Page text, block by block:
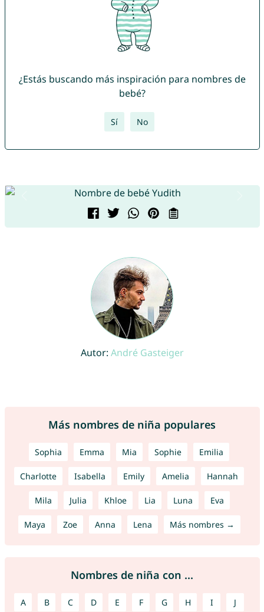
¿Estás buscando más inspiración para nombres de
bebé?
Sí No
Autor: André Gasteiger
Más nombres de niña populares
Sophia Emma Mia Sophie Emilia
Charlotte Isabella Emily Amelia Hannah
Mila Julia Khloe Lia Luna Eva
Maya Zoe Anna Lena Más nombres →
Nombres de niña con ...
A B C D E F G H I J